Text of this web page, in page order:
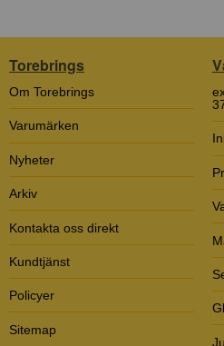
Torebrings
Om Torebrings
Varumärken
Nyheter
Arkiv
Kontakta oss direkt
Kundtjänst
Policyer
Sitemap